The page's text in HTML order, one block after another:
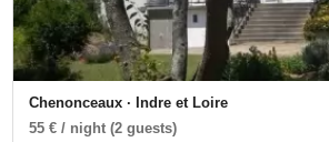
Chenonceaux · Indre et Loire
55 € / night (2 guests)